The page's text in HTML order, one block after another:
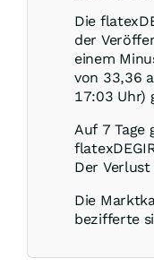
Die
der
einem
von 33,36
17:03 Uhr)
Auf 7 Tage
Der
Die
bezifferte